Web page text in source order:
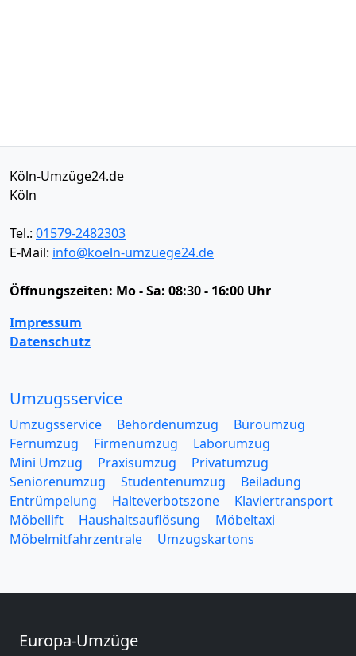
Köln-Umzüge24.de
Köln
Tel.: 01579-2482303
E-Mail: info@koeln-umzuege24.de
Öffnungszeiten: Mo - Sa: 08:30 - 16:00 Uhr
Impressum
Datenschutz
Umzugsservice
Umzugsservice Behördenumzug
Büroumzug
Fernumzug
Firmenumzug
Laborumzug
Mini Umzug
Praxisumzug
Privatumzug
Seniorenumzug
Studentenumzug
Beiladung
Entrümpelung
Halteverbotszone
Klaviertransport
Möbellift
Haushaltsauflösung
Möbeltaxi
Möbelmitfahrzentrale
Umzugskartons
Europa-Umzüge